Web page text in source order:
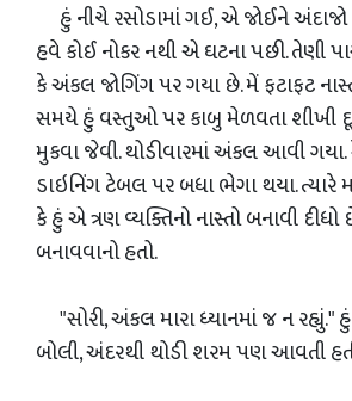
હું નીચે રસોડામાં ગઈ, એ જોઈને
હવે કોઈ નોકર નથી એ ઘટના પછી. તેણી
કે અંકલ જોગિંગ પર ગયા છે. મેં ફટાફટ
સમયે હું વસ્તુઓ પર કાબુ મેળવતા શીખી
મુકવા જેવી. થોડીવારમાં અંકલ આવી
ડાઇનિંગ ટેબલ પર બધા ભેગા થયા. ત્યારે
કે હું એ ત્રણ વ્યક્તિનો નાસ્તો બનાવી
બનાવવાનો હતો.
"સોરી, અંકલ મારા ધ્યાનમાં જ ન રહ્યું."
બોલી, અંદરથી થોડી શરમ પણ આવતી